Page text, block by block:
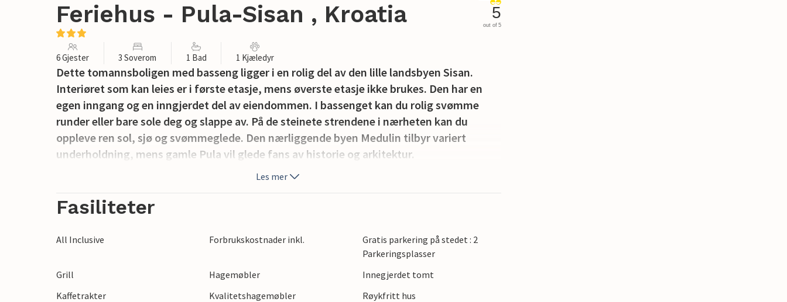
Feriehus - Pula-Sisan , Kroatia 5
out of 5
6 Gjester 3 Soverom 1 Bad 1 Kjæledyr
Dette tomannsboligen med basseng ligger i en rolig del av den lille landsbyen Sisan.
Interiøret som kan leies er i første etasje, mens øverste etasje ikke brukes. Den har en
egen inngang og en inngjerdet del av eiendommen. I bassenget kan du rolig svømme
runder eller bare sole deg og slappe av. På de steinete strendene i nærheten kan du
oppleve ren sol, sjø og svømmeglede. Den nærliggende byen Medulin tilbyr variert
underholdning, mens gamle Pula vil glede fans av historie og arkitektur.
Les mer
Fasiliteter
All Inclusive Forbrukskostnader inkl.
Gratis parkering på stedet : 2
Parkeringsplasser
Grill
Hagemøbler
Innegjerdet tomt
Kaffetrakter
Kvalitetshagemøbler
Røykfritt hus